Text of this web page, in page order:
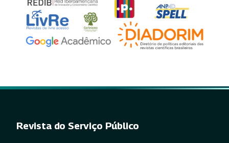
Revista do Serviço Público